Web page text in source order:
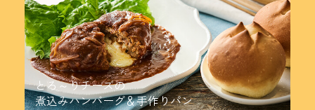
とろ～りチーズの
煮込みハンバーグ＆手作りパン